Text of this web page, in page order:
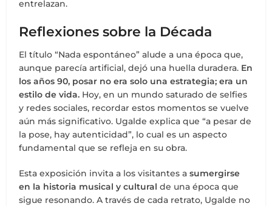
entrelazan.
Reflexiones sobre la Década
El título “Nada espontáneo” alude a una época que,
aunque parecía artificial, dejó una huella duradera. En
los años 90, posar no era solo una estrategia; era un
estilo de vida. Hoy, en un mundo saturado de selfies
y redes sociales, recordar estos momentos se vuelve
aún más significativo. Ugalde explica que “a pesar de
la pose, hay autenticidad”, lo cual es un aspecto
fundamental que se refleja en su obra.
Esta exposición invita a los visitantes asumergirse
en la historia musical y cultural de una época que
sigue resonando. A través de cada retrato, Ugalde no